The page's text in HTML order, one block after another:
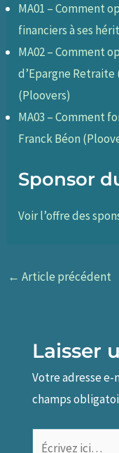
MA01 – Comment
financiers à ses
MA02 – Comment
d’Epargne Retraite
(Ploovers)
MA03 – Comment
Franck Béon
Sponsor
Voir l’offre des
← Article précédent
Laisser
Votre adresse e-
champs
Écrivez